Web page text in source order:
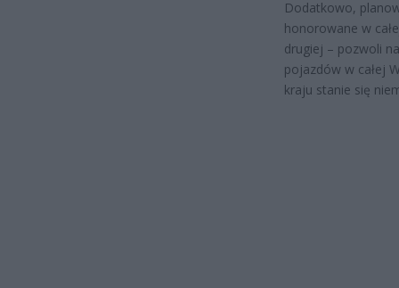
Dodatkowo,
honorowane w
drugiej – pozwoli
pojazdów w całej
kraju stanie się